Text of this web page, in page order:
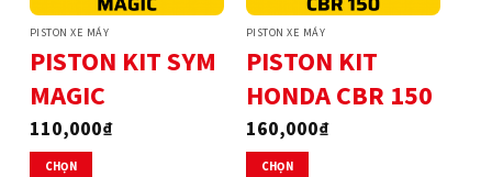
thể
được
chọn
trên
sản
phẩm
thể
được
chọn
trên
sản
phẩm
PISTON XE MÁY
PISTON KIT SYM
MAGIC
110,000₫
CHỌN
PISTON XE MÁY
PISTON KIT
HONDA CBR 150
160,000₫
CHỌN